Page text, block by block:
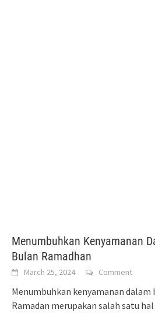
Menumbuhkan Kenyamanan
Bulan Ramadhan
March 25, 2024 Comment
Menumbuhkan kenyamanan dalam
Ramadan merupakan salah satu